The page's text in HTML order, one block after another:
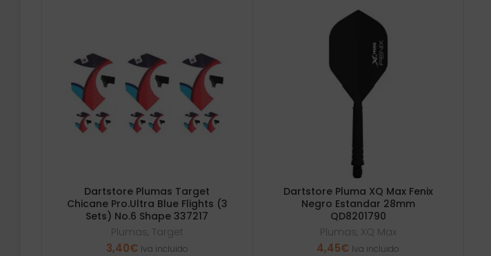
Dartstore Plumas Target
Chicane Pro.Ultra Blue Flights (3
Sets) No.6 Shape 337217
Plumas, Target
3,40€ Iva incluido
Dartstore Pluma XQ Max Fenix
Negro Estandar 28mm
QD8201790
Plumas, XQ Max
4,45€ Iva incluido